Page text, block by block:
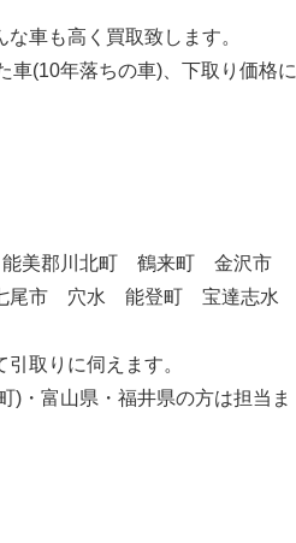
車も高く買取致します。
車(10年落ちの車)、下取り価格に
能美郡川北町 鶴来町 金沢市
市 穴水 能登町 宝達志水
取りに伺えます。
・富山県・福井県の方は担当ま